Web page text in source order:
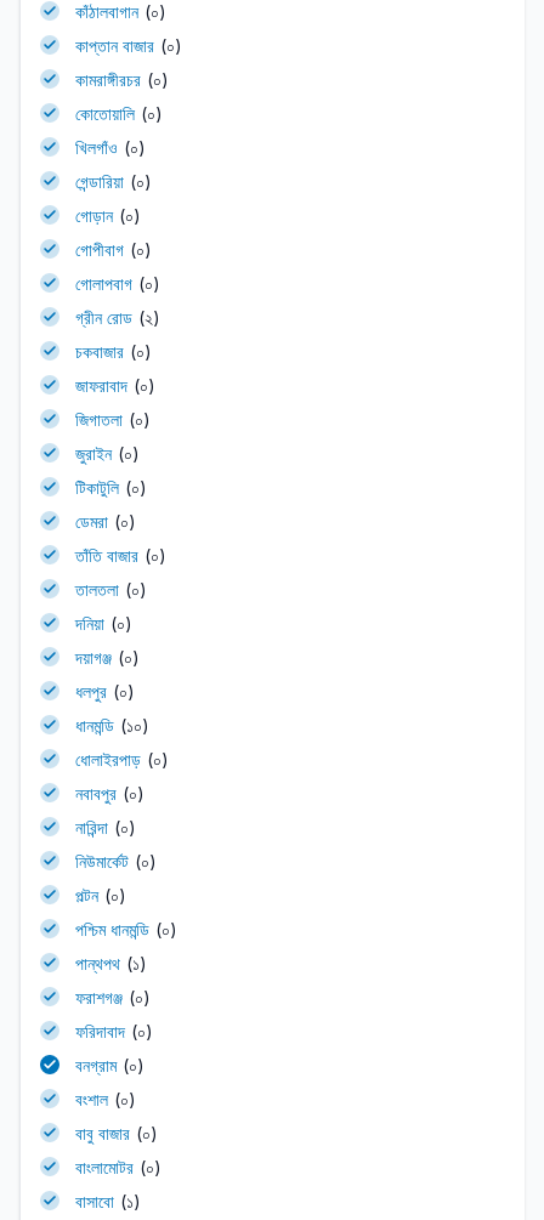
কাঁঠালবাগান (০)
কাপ্তান বাজার (০)
কামরাঙ্গীরচর (০)
কোতোয়ালি (০)
খিলগাঁও (০)
গেন্ডারিয়া (০)
গোড়ান (০)
গোপীবাগ (০)
গোলাপবাগ (০)
গ্রীন রোড (২)
চকবাজার (০)
জাফরাবাদ (০)
জিগাতলা (০)
জুরাইন (০)
টিকাটুলি (০)
ডেমরা (০)
তাঁতি বাজার (০)
তালতলা (০)
দনিয়া (০)
দয়াগঞ্জ (০)
ধলপুর (০)
ধানমন্ডি (১০)
ধোলাইরপাড় (০)
নবাবপুর (০)
নারিন্দা (০)
নিউমার্কেট (০)
পল্টন (০)
পশ্চিম ধানমন্ডি (০)
পান্থপথ (১)
ফরাশগঞ্জ (০)
ফরিদাবাদ (০)
বনগ্রাম (০)
বংশাল (০)
বাবু বাজার (০)
বাংলামোটর (০)
বাসাবো (১)